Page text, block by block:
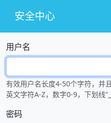
安全中心
用户名
有效用户名长度4-50个字符，并
英文字符A-Z，数字0-9，下划线
密码